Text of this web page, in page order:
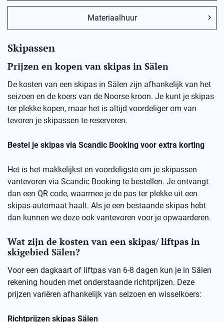
Materiaalhuur
Skipassen
Prijzen en kopen van skipas in Sälen
De kosten van een skipas in Sälen zijn afhankelijk van het
seizoen en de koers van de Noorse kroon. Je kunt je skipas
ter plekke kopen, maar het is altijd voordeliger om van
tevoren je skipassen te reserveren.
Bestel je skipas via Scandic Booking voor extra korting
Het is het makkelijkst en voordeligste om je skipassen
vantevoren via Scandic Booking te bestellen. Je ontvangt
dan een QR code, waarmee je de pas ter plekke uit een
skipas-automaat haalt. Als je een bestaande skipas hebt
dan kunnen we deze ook vantevoren voor je opwaarderen.
Wat zijn de kosten van een skipas/ liftpas in
skigebied Sälen?
Voor een dagkaart of liftpas van 6-8 dagen kun je in Sälen
rekening houden met onderstaande richtprijzen. Deze
prijzen variëren afhankelijk van seizoen en wisselkoers:
Richtprijzen skipas Sälen